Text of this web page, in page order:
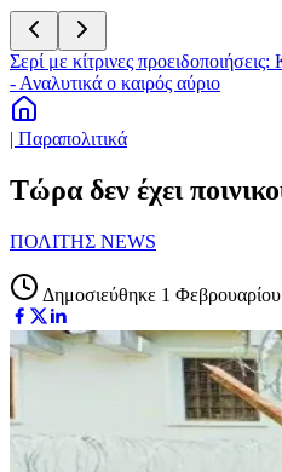
Σερί με κίτρινες
- Αναλυτικά ο καιρός αύριο
| Παραπολιτικά
Τώρα δεν έχει
ΠΟΛΙΤΗΣ NEWS
Δημοσιεύθηκε 1